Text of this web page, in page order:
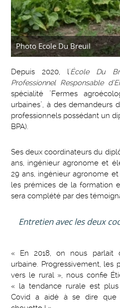
Photo Ecole Du Breuil
Depuis 2020, l'École Du
Professionnel Responsable
spécialité "Fermes
urbaines", à des demandeurs
professionnels possédant un
BPA).
Ses deux coordinateurs du
ans, ingénieur agronome et
29 ans, ingénieur agronome
les prémices de la formation
sera complété par des
Entretien avec les deux
« En 2018, on nous parlait
urbaine. Progressivement, les
vers le rural », nous confie
« la tendance rurale est
Covid a aidé à se dire que